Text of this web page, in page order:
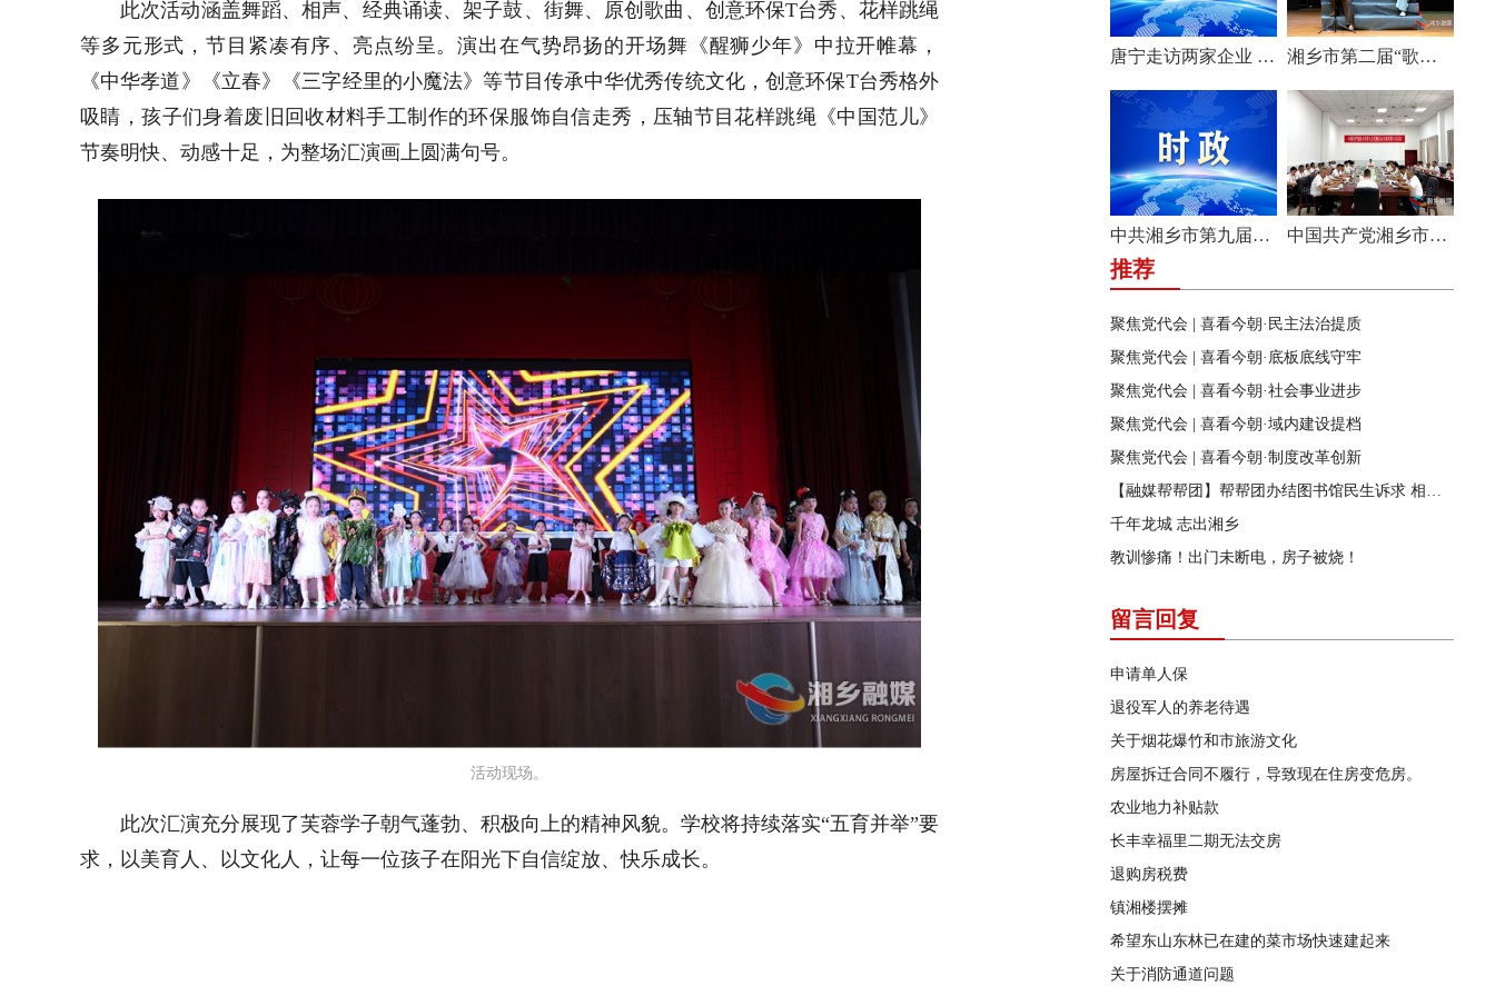
此次活动涵盖舞蹈、相声、经典诵读、架子鼓、街舞、原创歌曲、创意环保T台秀、花样跳绳
等多元形式，节目紧凑有序、亮点纷呈。演出在气势昂扬的开场舞《醒狮少年》中拉开帷幕，
《中华孝道》《立春》《三字经里的小魔法》等节目传承中华优秀传统文化，创意环保T台秀格外
吸睛，孩子们身着废旧回收材料手工制作的环保服饰自信走秀，压轴节目花样跳绳《中国范儿》
节奏明快、动感十足，为整场汇演画上圆满句号。
活动现场。
此次汇演充分展现了芙蓉学子朝气蓬勃、积极向上的精神风貌。学校将持续落实“五育并举”要
求 ，以美育人、以文化人，让每一位孩子在阳光下自信绽放、快乐成长。
唐宁走访两家企业 问需问计促发展 湘乡市第二届“歌声飞扬·乐享湘乡”歌唱比赛圆满收官
中共湘乡市第九届纪律检查委员会举行第一次全体会议 中国共产党湘乡市第九次代表大会主席团举行第六次会议
推荐
聚焦党代会 | 喜看今朝·民主法治提质
聚焦党代会 | 喜看今朝·底板底线守牢
聚焦党代会 | 喜看今朝·社会事业进步
聚焦党代会 | 喜看今朝·域内建设提档
聚焦党代会 | 喜看今朝·制度改革创新
【融媒帮帮团】帮帮团办结图书馆民生诉求 相关部门迅速行动 改善市民阅读环境
千年龙城 志出湘乡
教训惨痛！出门未断电，房子被烧！
留言回复
申请单人保
退役军人的养老待遇
关于烟花爆竹和市旅游文化
房屋拆迁合同不履行，导致现在住房变危房。
农业地力补贴款
长丰幸福里二期无法交房
退购房税费
镇湘楼摆摊
希望东山东林已在建的菜市场快速建起来
关于消防通道问题